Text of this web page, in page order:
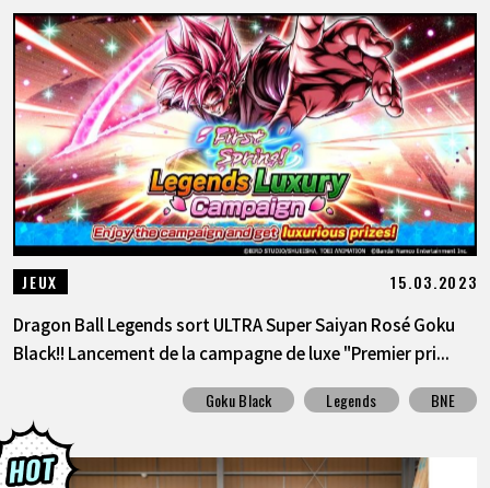
JEUX 15.03.2023
Dragon Ball Legends sort ULTRA Super Saiyan Rosé Goku
Black!! Lancement de la campagne de luxe "Premier pri...
Goku Black Legends BNE